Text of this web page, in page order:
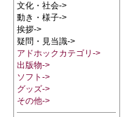
文化・社会->
動き・様子->
挨拶->
疑問・見当識->
アドホックカテゴリ->
出版物->
ソフト->
グッズ->
その他->